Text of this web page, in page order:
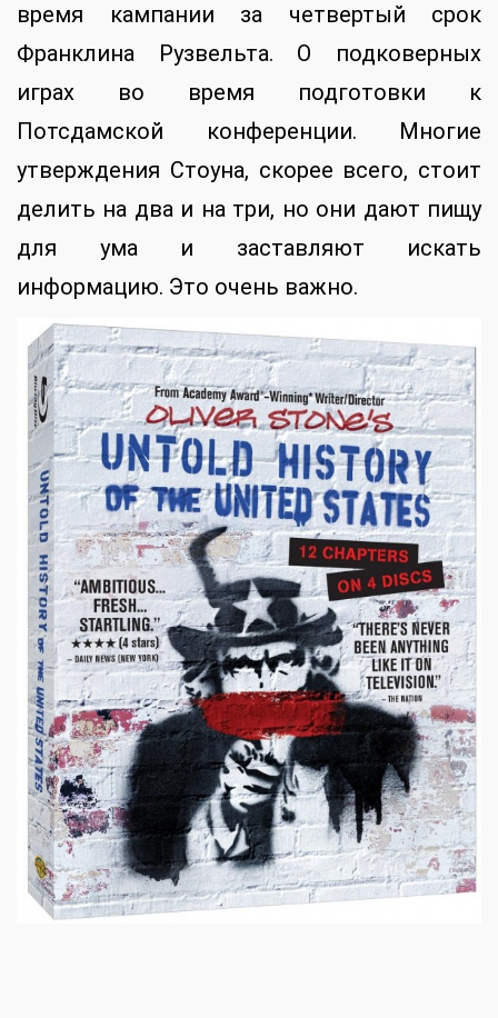
время кампании за четвертый срок
Франклина Рузвельта. О подковерных
играх во время подготовки к
Потсдамской конференции. Многие
утверждения Стоуна, скорее всего, стоит
делить на два и на три, но они дают пищу
для ума и заставляют искать
информацию. Это очень важно.